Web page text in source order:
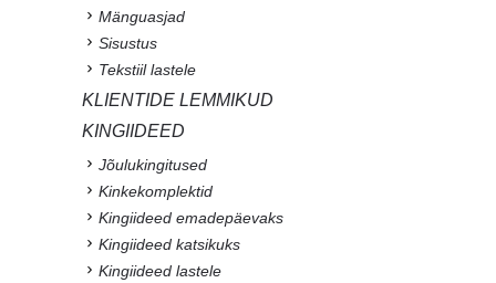
Mänguasjad
Sisustus
Tekstiil lastele
KLIENTIDE LEMMIKUD
KINGIIDEED
Jõulukingitused
Kinkekomplektid
Kingiideed emadepäevaks
Kingiideed katsikuks
Kingiideed lastele